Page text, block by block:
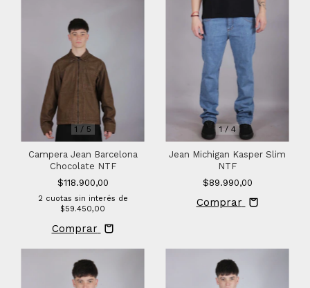
1 / 5
Campera Jean Barcelona
Chocolate NTF
$118.900,00
2 cuotas sin interés de
$59.450,00
Comprar
1/ 4
Jean Michigan Kasper Slim
NTF
$89.990,00
Comprar